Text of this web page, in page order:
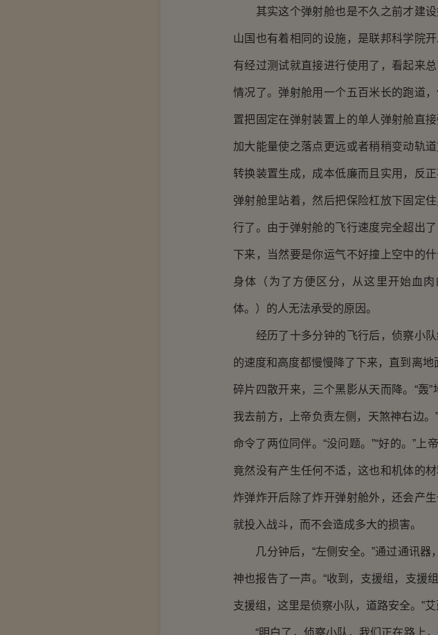
其实这个弹射舱也是不久之前才建设
山国也有着相同的设施，是联邦科学院
有经过测试就直接进行使用了，看起来
情况了。弹射舱用一个五百米长的跑道
置把固定在弹射装置上的单人弹射舱直
加大能量使之落点更远或者稍稍变动轨
转换装置生成，成本低廉而且实用，反
弹射舱里站着，然后把保险杠放下固定
行了。由于弹射舱的飞行速度完全超出
下来，当然要是你运气不好撞上空中的
身体（为了方便区分，从这里开始血
体。）的人无法承受的原因。
经历了十多分钟的飞行后，侦察小队
的速度和高度都慢慢降了下来，直到离地
碎片四散开来，三个黑影从天而降。“轰
我去前方，上帝负责左侧，天煞神右边
命令了两位同伴。“没问题。”“好的。”
竟然没有产生任何不适，这也和机体的
炸弹炸开后除了炸开弹射舱外，还会产
就投入战斗，而不会造成多大的损害。
几分钟后，“左侧安全。”通过通讯器
神也报告了一声。“收到，支援组，支援
支援组，这里是侦察小队，道路安全。”
“明白了，侦察小队，我们正在路上，